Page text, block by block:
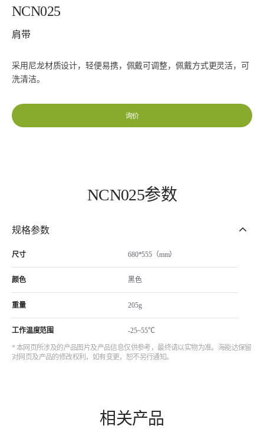
NCN025
肩带
采用尼龙材质设计，轻便易携，佩戴可调整，佩戴方式更灵活，可
洗清洁。
询价
NCN025参数
规格参数
尺寸 680*555（mm）
颜色 黑色
重量 205g
工作温度范围 -25~55℃
* 本网页所涉及的产品图片及产品信息仅供参考，最终请以实物为准。海能达保留
对网页及产品的修改权利，如有变更，恕不另行通知。
相关产品